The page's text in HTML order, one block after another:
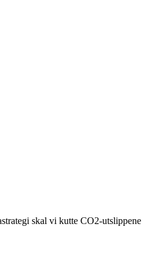
skal vi kutte CO2-utslippene